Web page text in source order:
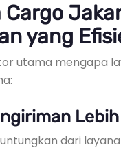
Cargo
yang
utama mengapa
dari